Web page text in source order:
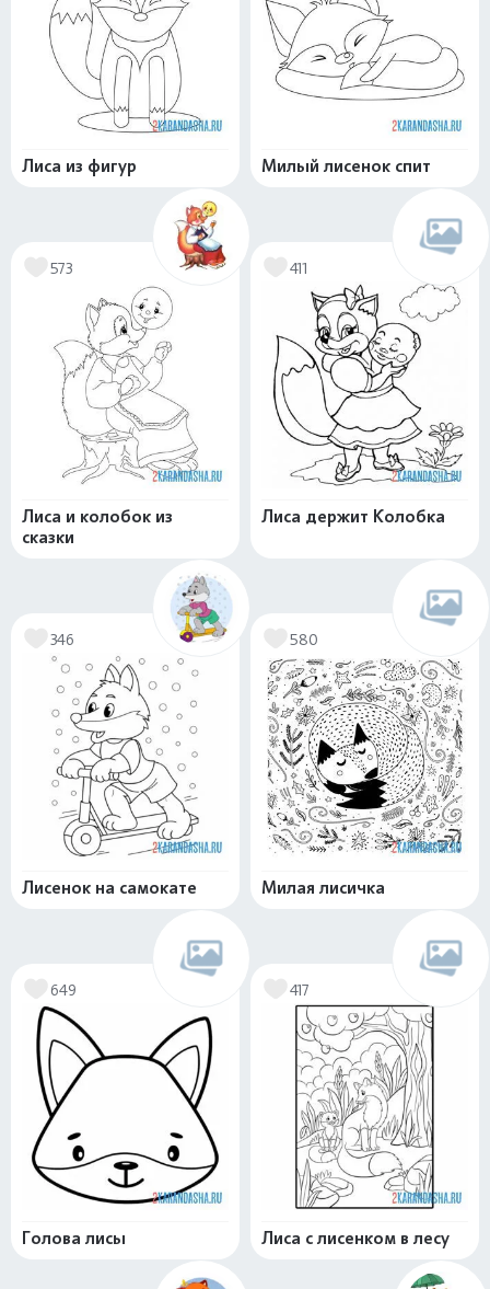
Лиса из фигур Милый лисенок спит
573
Лиса и колобок из
сказки
411
Лиса держит Колобка
346
Лисенок на самокате
580
Милая лисичка
649
Голова лисы
417
Лиса с лисенком в лесу